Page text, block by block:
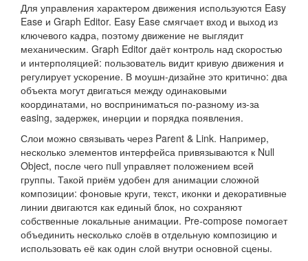
Для управления характером движения используются Easy
Ease и Graph Editor. Easy Ease смягчает вход и выход из
ключевого кадра, поэтому движение не выглядит
механическим. Graph Editor даёт контроль над скоростью
и интерполяцией: пользователь видит кривую движения и
регулирует ускорение. В моушн-дизайне это критично: два
объекта могут двигаться между одинаковыми
координатами, но восприниматься по-разному из-за
easing, задержек, инерции и порядка появления.
Слои можно связывать через Parent & Link. Например,
несколько элементов интерфейса привязываются к Null
Object, после чего null управляет положением всей
группы. Такой приём удобен для анимации сложной
композиции: фоновые круги, текст, иконки и декоративные
линии двигаются как единый блок, но сохраняют
собственные локальные анимации. Pre-compose помогает
объединить несколько слоёв в отдельную композицию и
использовать её как один слой внутри основной сцены.